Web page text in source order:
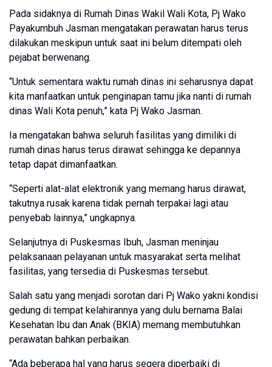
Pada sidaknya di Rumah Dinas Wakil Wali Kota, Pj Wako
Payakumbuh Jasman mengatakan perawatan harus terus
dilakukan meskipun untuk saat ini belum ditempati oleh
pejabat berwenang.
“Untuk sementara waktu rumah dinas ini seharusnya dapat
kita manfaatkan untuk penginapan tamu jika nanti di rumah
dinas Wali Kota penuh,” kata Pj Wako Jasman.
Ia mengatakan bahwa seluruh fasilitas yang dimiliki di
rumah dinas harus terus dirawat sehingga ke depannya
tetap dapat dimanfaatkan.
“Seperti alat-alat elektronik yang memang harus dirawat,
takutnya rusak karena tidak pernah terpakai lagi atau
penyebab lainnya,” ungkapnya.
Selanjutnya di Puskesmas Ibuh, Jasman meninjau
pelaksanaan pelayanan untuk masyarakat serta melihat
fasilitas, yang tersedia di Puskesmas tersebut.
Salah satu yang menjadi sorotan dari Pj Wako yakni kondisi
gedung di tempat kelahirannya yang dulu bernama Balai
Kesehatan Ibu dan Anak (BKIA) memang membutuhkan
perawatan bahkan perbaikan.
“Ada beberapa hal yang harus segera diperbaiki di